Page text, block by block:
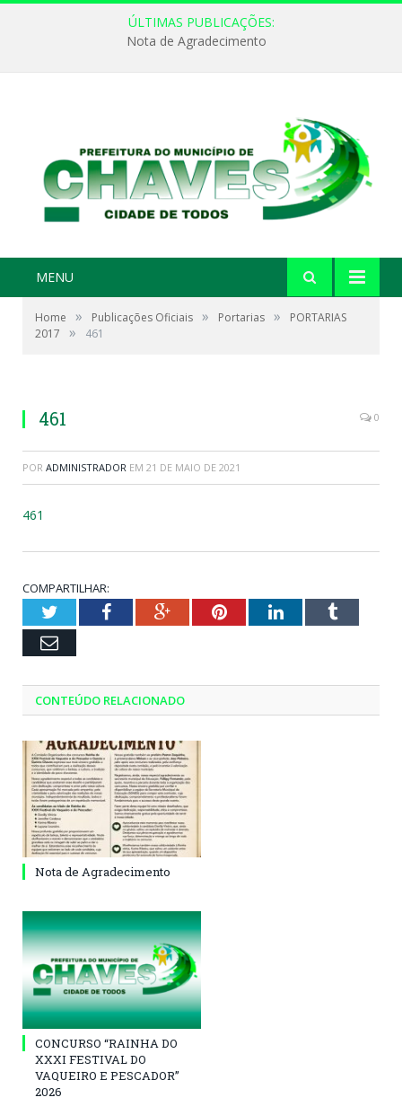
ÚLTIMAS PUBLICAÇÕES:
Nota de Agradecimento
MENU
Home » Publicações Oficiais » Portarias »
PORTARIAS
2017
» 461
461 0
POR ADMINISTRADOR EM 21 DE MAIO DE 2021
461
COMPARTILHAR:
TwitterFacebookGoogle+PinterestLinkedInTumblr
Email
CONTEÚDO RELACIONADO
Nota de Agradecimento
CONCURSO “RAINHA DO
XXXI FESTIVAL DO
VAQUEIRO E PESCADOR”
2026